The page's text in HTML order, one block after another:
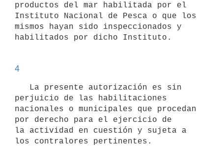
productos del mar habilitada por el
Instituto Nacional de Pesca o que los
mismos hayan sido inspeccionados y
habilitados por dicho Instituto.
4
perjuicio de las habilitaciones
nacionales o municipales que procedan
por derecho para el ejercicio de
la actividad en cuestión y sujeta a
los contralores pertinentes.